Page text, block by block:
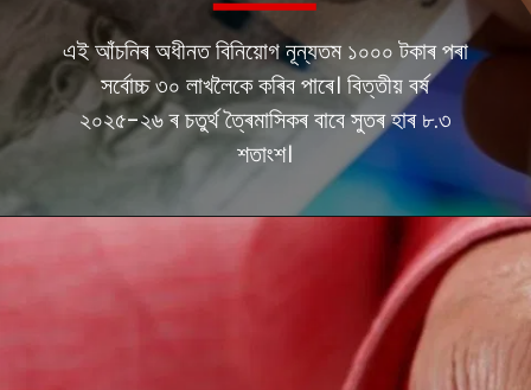
এই আঁচনিৰ অধীনত বিনিয়োগ নূন্যতম ১০০০ টকাৰ পৰা
সৰ্বোচ্চ ৩০ লাখলৈকে কৰিব পাৰে। বিত্তীয় বৰ্ষ
২০২৫-২৬ ৰ চতুৰ্থ ত্ৰৈমাসিকৰ বাবে সুতৰ হাৰ ৮.৩
শতাংশ।